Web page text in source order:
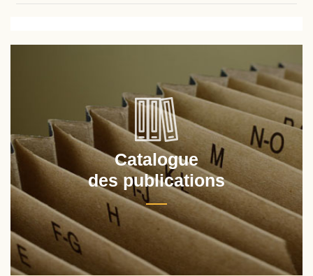
Catalogue
des publications